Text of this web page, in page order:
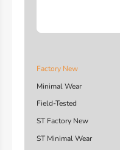
Factory New
Minimal Wear
Field-Tested
ST Factory New
ST Minimal Wear